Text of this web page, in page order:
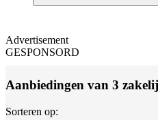
Advertisement
GESPONSORD
Aanbiedingen van 3
Sorteren op: